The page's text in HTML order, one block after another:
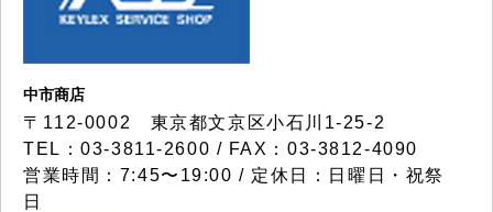
中市商店
〒112-0002 東京都文京区小石川1-25-2
TEL：03-3811-2600 / FAX：03-3812-4090
営業時間：7:45〜19:00 / 定休日：日曜日・祝祭
日